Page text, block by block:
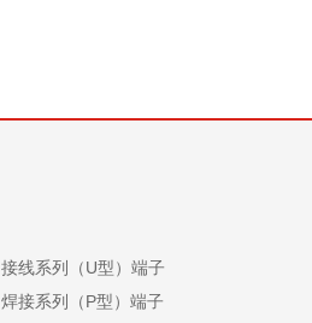
接线系列（U型）端子
焊接系列（P型）端子